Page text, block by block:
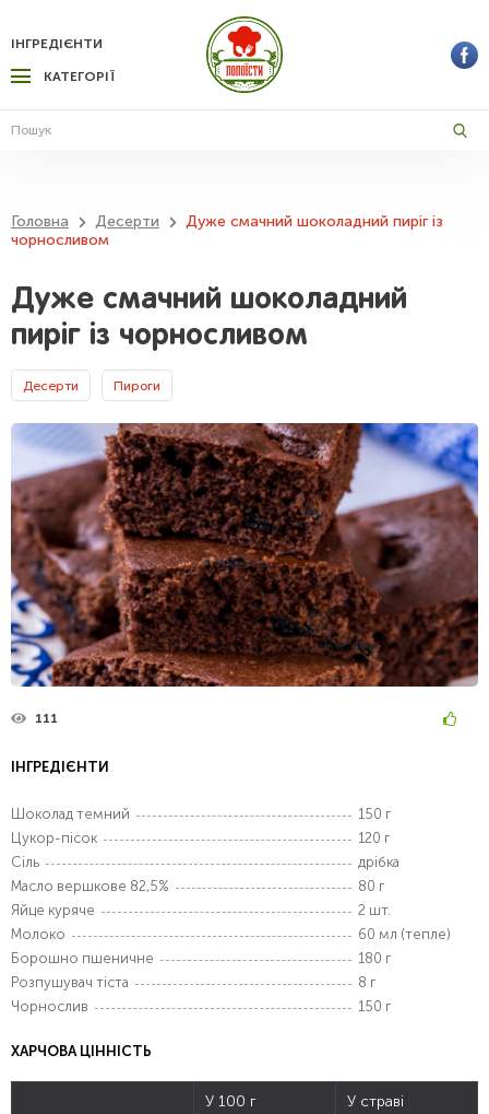
КАТЕГОРІЇ
ІНГРЕДІЄНТИ
Головна Десерти
Дуже смачний шоколадний пиріг із
чорносливом
Дуже смачний шоколадний
пиріг із чорносливом
Десерти Пироги
111
ІНГРЕДІЄНТИ
Шоколад темний
150 г
Цукор-пісок
120 г
Сіль
дрібка
Масло вершкове 82,5%
80 г
Яйце куряче
2 шт.
Молоко
60 мл (тепле)
Борошно пшеничне
180 г
Розпушувач тіста
8 г
Чорнослив
150 г
ХАРЧОВА ЦІННІСТЬ
У 100 г У страві